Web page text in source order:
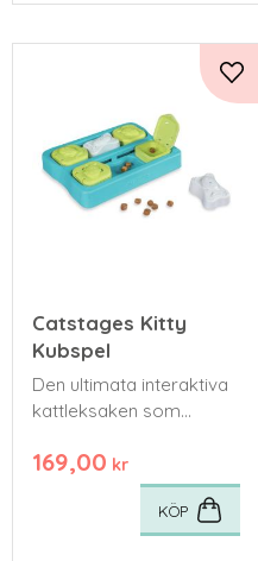
Catstages Kitty
Kubspel
Den ultimata interaktiva
kattleksaken som
stimulans,
godisutdelning och
berikande lek i ett
engagerande spel.
169,00 kr
KÖP